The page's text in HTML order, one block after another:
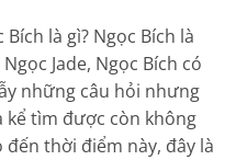
Bích là gì? Ngọc Bích là
Jade, Ngọc Bích có
những câu hỏi nhưng
tìm được còn không
đến thời điểm này, đây là